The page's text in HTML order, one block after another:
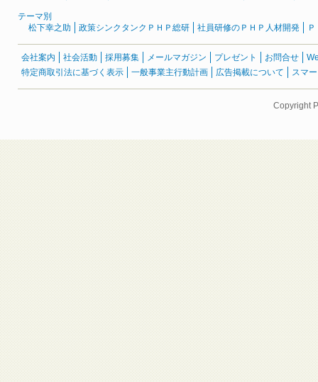
テーマ別
松下幸之助
政策シンクタンクＰＨＰ総研 社員研修のＰＨＰ人材開発
会社案内 社会活動 採用募集 メールマガジン プレゼント お問合せ
特定商取引法に基づく表示
一般事業主行動計画 広告掲載について スマ
Copyright